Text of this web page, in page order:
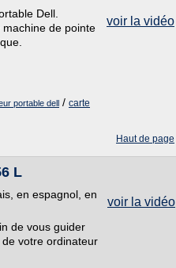
voir la vidéo
Dell.
de pointe
portable dell / carte
Haut de page
L
voir la vidéo
en espagnol, en
de vous guider
votre ordinateur